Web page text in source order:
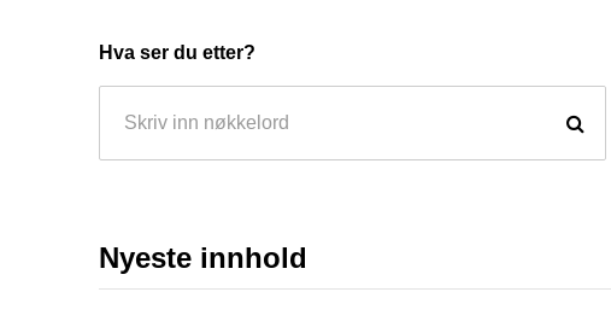
Hva ser du etter?
Nyeste innhold